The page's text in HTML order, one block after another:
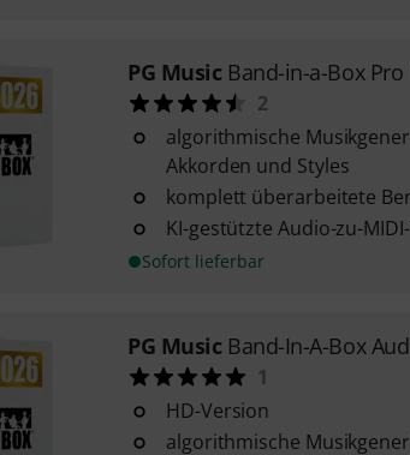
PG Music Band-in-a-Box Pro
2
algorithmische
Akkorden und Styles
komplett überarbeitete
KI-gestützte Audio-zu-
Sofort lieferbar
PG Music Band-In-A-Box
1
HD-Version
algorithmische